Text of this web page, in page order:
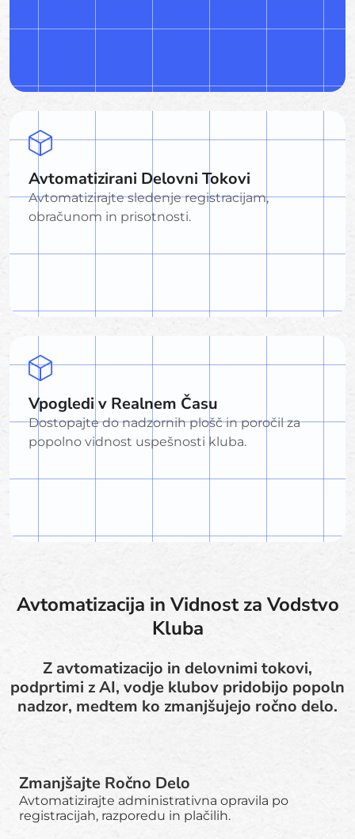
Avtomatizirani Delovni Tokovi
Avtomatizirajte sledenje registracijam,
obračunom in prisotnosti.
Vpogledi v Realnem Času
Dostopajte do nadzornih plošč in poročil za
popolno vidnost uspešnosti kluba.
Avtomatizacija in Vidnost za Vodstvo
Kluba
Z avtomatizacijo in delovnimi tokovi,
podprtimi z AI, vodje klubov pridobijo popoln
nadzor, medtem ko zmanjšujejo ročno delo.
Zmanjšajte Ročno Delo
Avtomatizirajte administrativna opravila po
registracijah, razporedu in plačilih.